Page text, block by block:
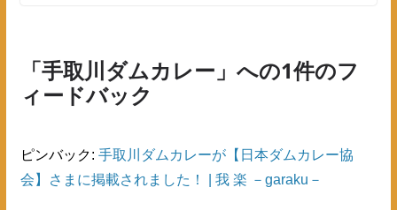
「手取川ダムカレー 」への1件のフ
ィードバック
ピンバック: 手取川ダムカレーが【日本ダムカレー協
会】さまに掲載されました！ | 我 楽 －garaku－